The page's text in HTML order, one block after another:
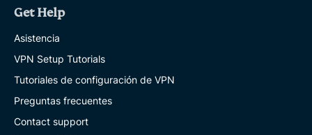
Get Help
Asistencia
VPN Setup Tutorials
Tutoriales de configuración de VPN
Preguntas frecuentes
Contact support